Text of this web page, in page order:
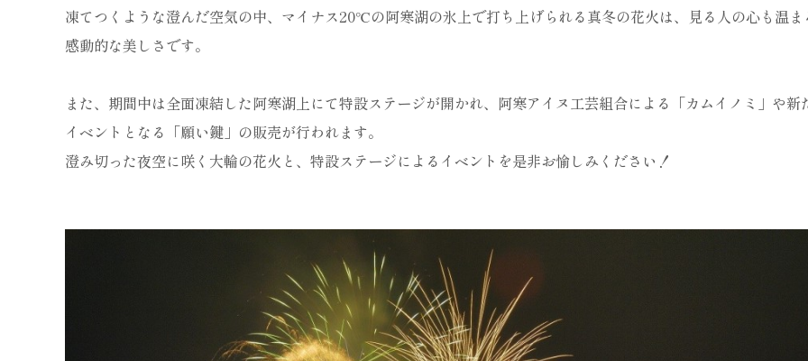
凍てつくような澄んだ空気の中、マイナス20℃の阿寒湖の氷上で打ち上げられる真冬の花火は、見る人の心も温ま
感動的な美しさです。
また、期間中は全面凍結した阿寒湖上にて特設ステージが開かれ、阿寒アイヌ工芸組合による「カムイノミ」や新
イベントとなる「願い鍵」の販売が行われます。
澄み切った夜空に咲く大輪の花火と、特設ステージによるイベントを是非お愉しみください！